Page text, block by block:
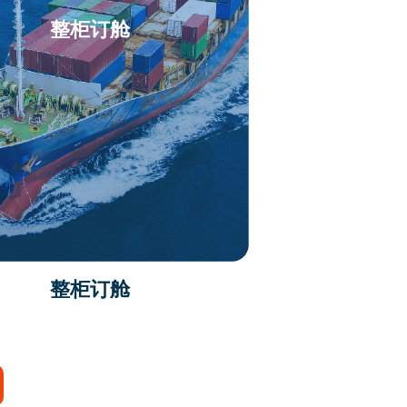
整柜订舱
整柜订舱